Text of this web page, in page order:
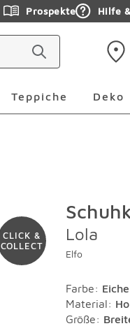
Prospekte Hilfe
Teppiche Deko
CLICK &
COLLECT
Lola
Elfo
Farbe: Eiche
Material:
Größe: